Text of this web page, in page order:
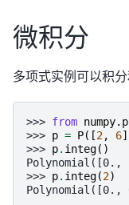
微积分
多项式实例可以积
>>> from
>>> p = P([2, 6
>>> p. integ()
>>> p. integ(2)